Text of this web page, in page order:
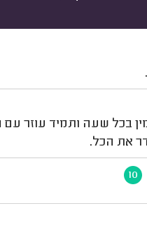
אדם, זמין בכל שעה ותמיד
את הכל.
10